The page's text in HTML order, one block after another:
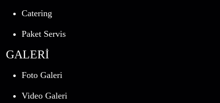
Catering
Paket Servis
GALERİ
Foto Galeri
Video Galeri